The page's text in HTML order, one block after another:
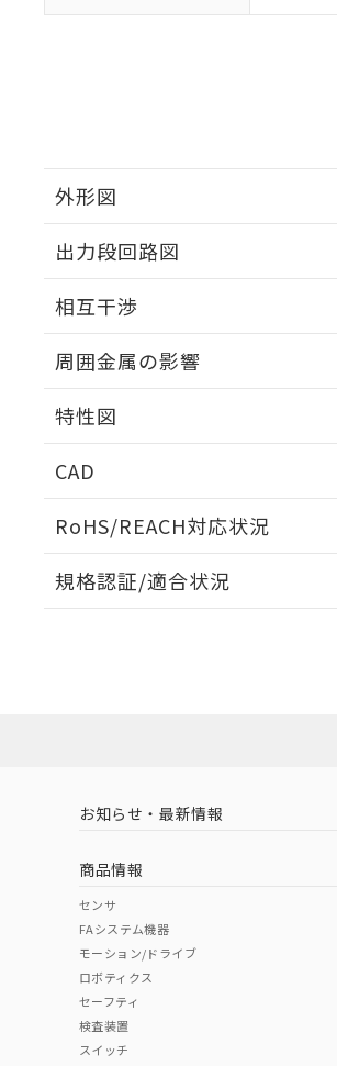
外形図
出力段回路図
相互干渉
A: 50mm以上、B: 35mm以上
周囲金属の影響
特性図
検出領域
CAD
RoHS/REACH対応状況
EU RoHS 注意事項・凡例
中国 RoHS 注意事項・凡例
中国 RoHS表
Pb Hg
規格認証/適合状況
（イギリス
（ノルウェー
お知らせ・最新情報
商品情報
センサ
FAシステム機器
モーション/ドライブ
ロボティクス
セーフティ
検査装置
スイッチ